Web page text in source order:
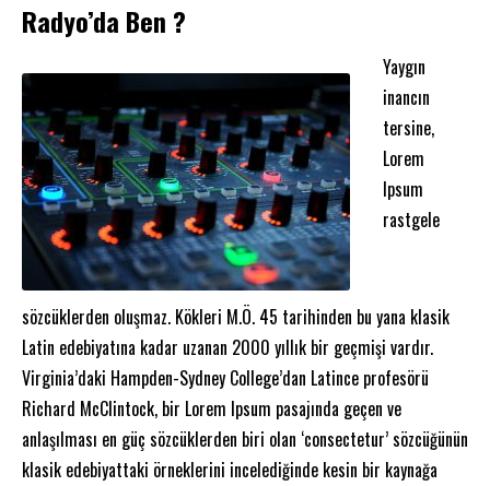
Radyo’da Ben ?
Yaygın
inancın
tersine,
Lorem
Ipsum
rastgele
sözcüklerden oluşmaz. Kökleri M.Ö. 45 tarihinden bu yana klasik
Latin edebiyatına kadar uzanan 2000 yıllık bir geçmişi vardır.
Virginia’daki Hampden-Sydney College’dan Latince profesörü
Richard McClintock, bir Lorem Ipsum pasajında geçen ve
anlaşılması en güç sözcüklerden biri olan ‘consectetur’ sözcüğünün
klasik edebiyattaki örneklerini incelediğinde kesin bir kaynağa